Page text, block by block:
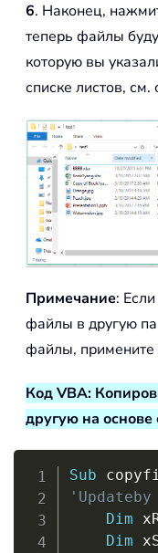
6. Наконец,
теперь файлы
которую вы
списке листов, см.
Примечание:
файлы в другую
файлы,
Код VBA:
другую на основе
Sub
Dim
Dim